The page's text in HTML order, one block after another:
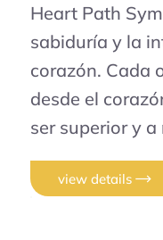
Heart Path
sabiduría y la
corazón. Cada
desde el
ser superior y
view details